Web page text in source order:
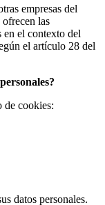
empresas del
las
en el contexto del
el artículo 28 del
de cookies:
datos personales.